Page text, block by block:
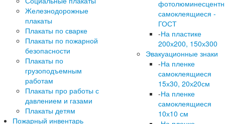
Железнодорожные
плакаты
Плакаты по сварке
Плакаты по пожарной
безопасности
Плакаты по
грузоподъемным
работам
Плакаты про работы с
давлением и газами
Плакаты детям
Пожарный инвентарь
самоклеящиеся -
ГОСТ
-На пластике
200х200, 150х300
Эвакуационные знаки
-На пленке
самоклеящиеся
15х30, 20х20см
-На пленке
самоклеящиеся
10х10 см